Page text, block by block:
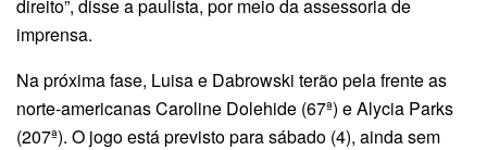
direito”, disse a paulista, por meio da assessoria de
imprensa.
Na próxima fase, Luisa e Dabrowski terão pela frente as
norte-americanas Caroline Dolehide (67ª) e Alycia Parks
(207ª). O jogo está previsto para sábado (4), ainda sem